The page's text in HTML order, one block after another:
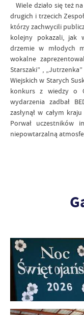
Wiele działo się też
drugich i trzecich
którzy zachwycili
kolejny pokazali, jak
drzemie w młodych
wokalne
Starszaki” ,
Wiejskich w Starych
konkurs z wiedzy o
wydarzenia zadbał
zasłynął w całym
Porwał
niepowtarzalną